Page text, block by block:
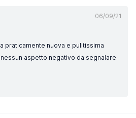
06/09/21
praticamente nuova e pulitissima
nessun aspetto negativo da segnalare